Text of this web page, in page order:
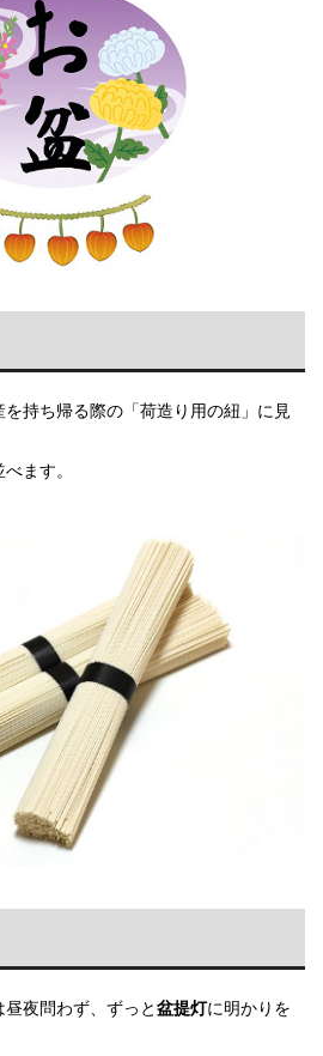
持ち帰る際の「荷造り用の紐」に見
ます。
夜問わず、ずっと盆提灯に明かりを